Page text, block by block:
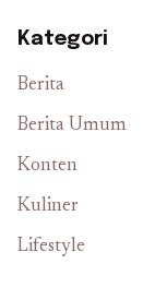
Kategori
Berita
Berita Umum
Konten
Kuliner
Lifestyle